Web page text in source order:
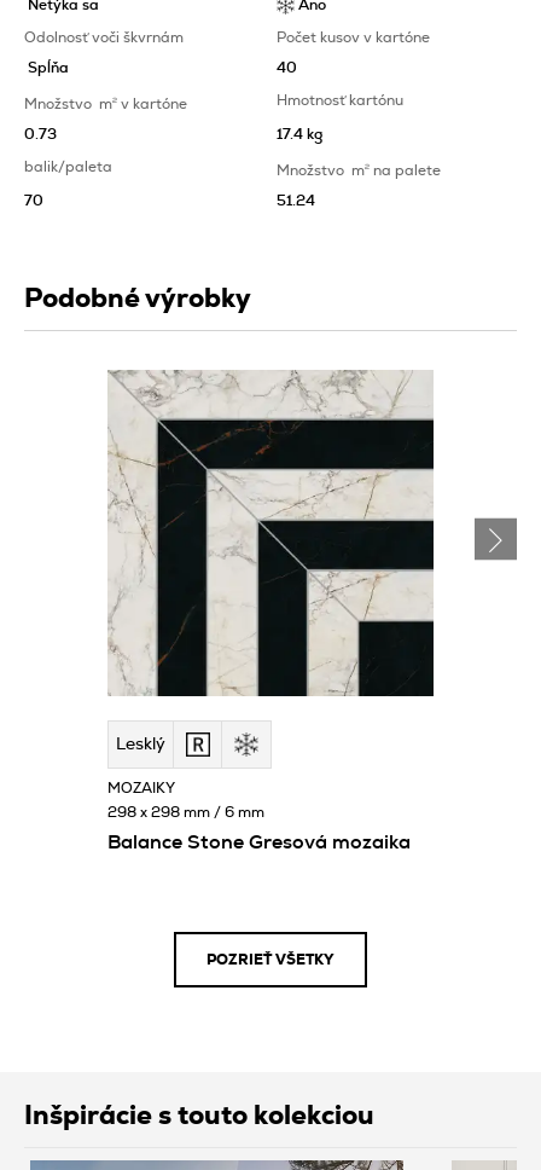
Netýka sa Áno
Odolnosť voči škvrnám
Spĺňa
Počet kusov v kartóne
40
Množstvo m2 v kartóne
0.73
Hmotnosť kartónu
17.4 kg
balik/paleta
70
Množstvom2 na palete
51.24
Podobné výrobky
Lesklý
Balance Stone Gresová mozaika
MOZAIKY
298 x 298 mm / 6 mm
POZRIEŤ VŠETKY
Inšpirácie s touto kolekciou